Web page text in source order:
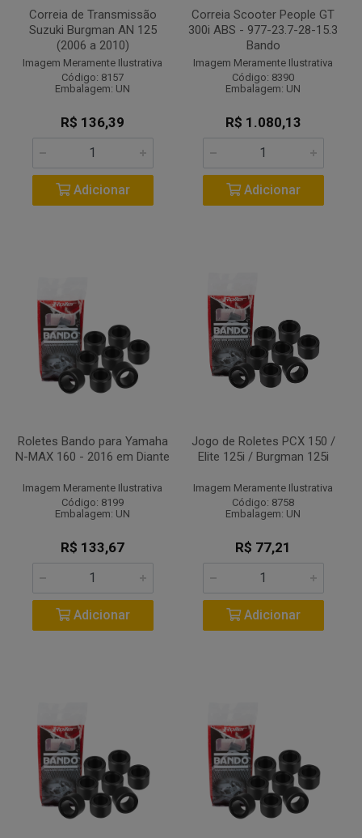
Correia de Transmissão
Suzuki Burgman AN 125
(2006 a 2010)
Imagem Meramente Ilustrativa
Código: 8157
Embalagem: UN
R$ 136,39
Adicionar
Correia Scooter People GT
300i ABS - 977-23.7-28-15.3
Bando
Imagem Meramente Ilustrativa
Código: 8390
Embalagem: UN
R$ 1.080,13
Adicionar
Roletes Bando para Yamaha
N-MAX 160 - 2016 em Diante
Imagem Meramente Ilustrativa
Código: 8199
Embalagem: UN
R$ 133,67
Adicionar
Jogo de Roletes PCX 150 /
Elite 125i / Burgman 125i
Imagem Meramente Ilustrativa
Código: 8758
Embalagem: UN
R$ 77,21
Adicionar